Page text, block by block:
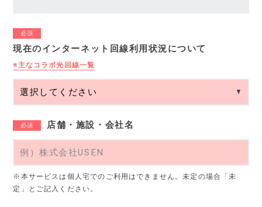
必須
現在のインターネット回線利用状況について
※主なコラボ光回線一覧
必須 店舗・施設・会社名
※本サービスは個人宅でのご利用はできません。未定の場合「未
定」とご記入ください。